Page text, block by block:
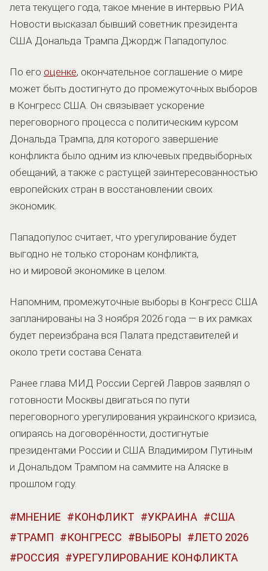
лета текущего года, такое мнение в интервью РИА
Новости высказал бывший советник президента
США Дональда Трампа Джордж Пападопулос.
По его оценке, окончательное соглашение о мире
может быть достигнуто до промежуточных выборов
в Конгресс США. Он связывает ускорение
переговорного процесса с политическим курсом
Дональда Трампа, для которого завершение
конфликта было одним из ключевых предвыборных
обещаний, а также с растущей заинтересованностью
европейских стран в восстановлении своих
экономик.
Пападопулос считает, что урегулирование будет
выгодно не только сторонам конфликта,
но и мировой экономике в целом.
Напомним, промежуточные выборы в Конгресс США
запланированы на 3 ноября 2026 года — в их рамках
будет переизбрана вся Палата представителей и
около трети состава Сената.
Ранее глава МИД России Сергей Лавров заявлял о
готовности Москвы двигаться по пути
переговорного урегулирования украинского кризиса,
опираясь на договорённости, достигнутые
президентами России и США Владимиром Путиным
и Дональдом Трампом на саммите на Аляске в
прошлом году.
МНЕНИЕ КОНФЛИКТ УКРАИНА
США
ТРАМП
КОНГРЕСС ВЫБОРЫ
ЛЕТО 2026
РОССИЯ
УРЕГУЛИРОВАНИЕ КОНФЛИКТА